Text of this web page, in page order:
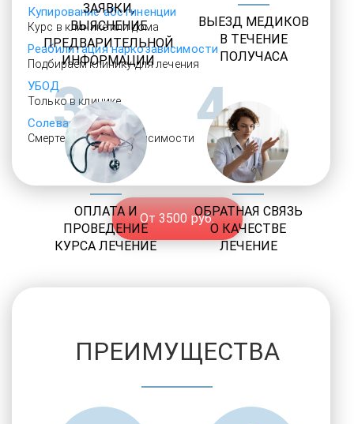
Купирование абстиненции
Курс в клинике или дома
Реабилитация наркозависимости
Подбираем клинику для лечения
УБОД
Только в клинике
Солевая аддикция
Смертельный тип зависимости
От 3500 руб.
ЗАЯВКИ,
ВЫЯСНЕНИЕ
ПРЕДВАРИТЕЛЬНОЙ
ИНФОРМАЦИИ
ВЫЕЗД МЕДИКОВ
В ТЕЧЕНИЕ
ПОЛУЧАСА
3
ОПЛАТА И
ПРОВЕДЕНИЕ
КУРСА ЛЕЧЕНИЕ
4
ОБРАТНАЯ СВЯЗЬ
О КАЧЕСТВЕ
ЛЕЧЕНИЕ
ПРЕИМУЩЕСТВА